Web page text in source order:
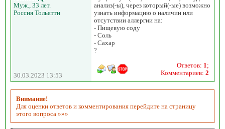
Муж., 33 лет.
Россия Тольятти
анализ(-ы), через который(-ые) возможно
узнать информацию о наличии или
отсутствии аллергии на:
- Пищевую соду
- Соль
- Сахар
?
30.03.2023 13:53
Ответов: 1 ;
Комментариев: 2
Внимание!
Для оценки ответов и комментирования перейдите на страницу
этого вопроса »»»